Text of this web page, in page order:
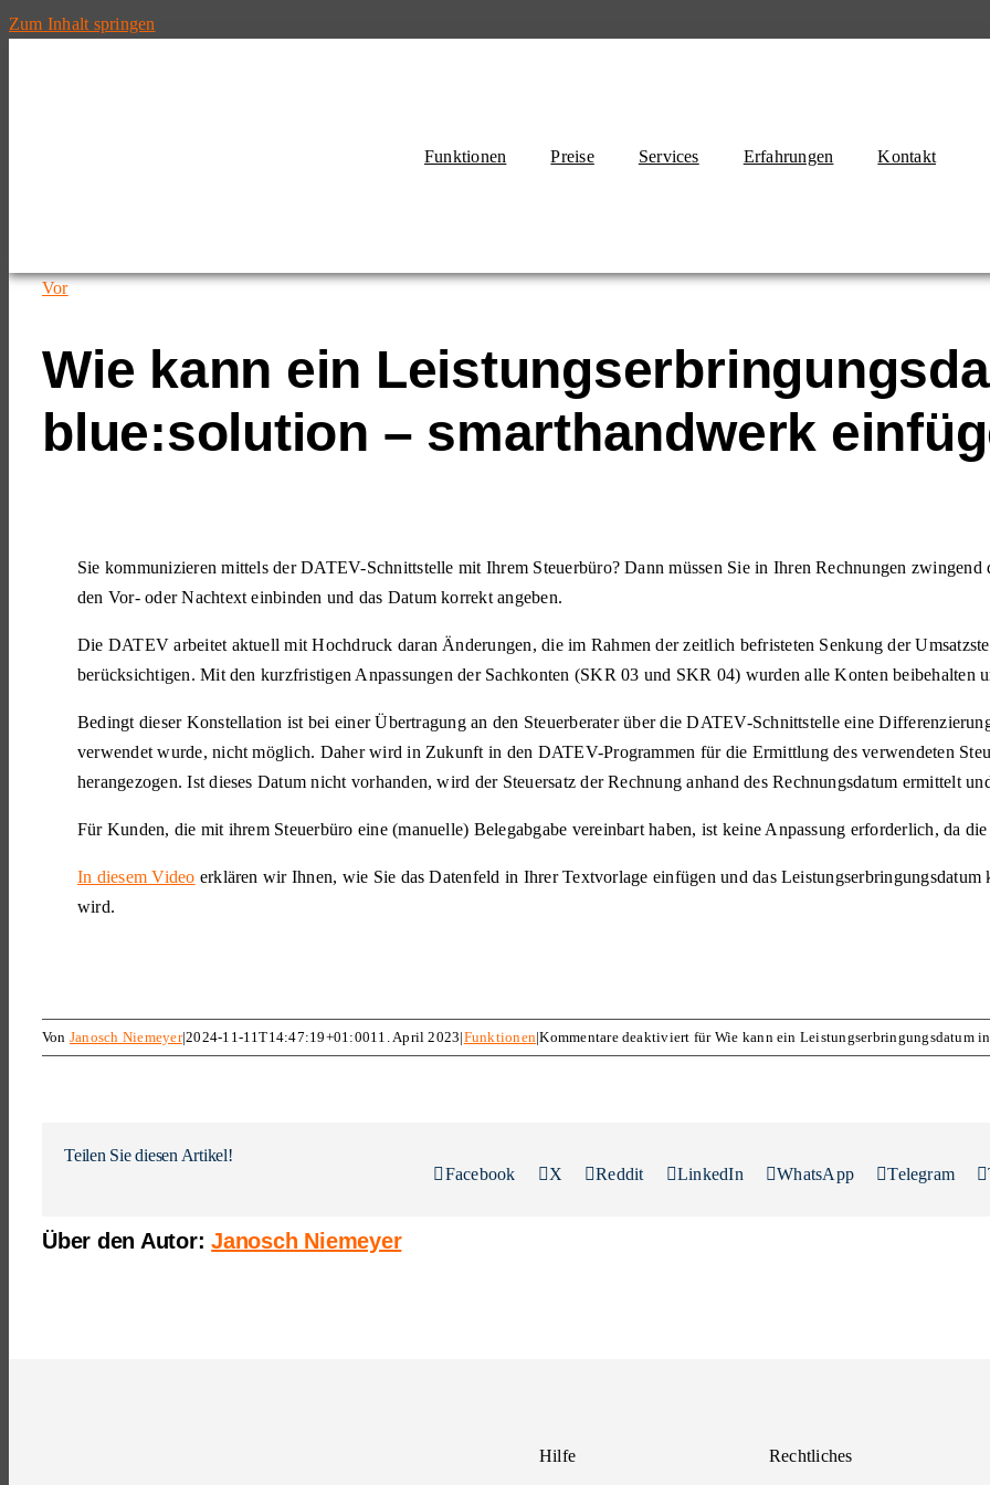
Zum Inhalt springen
Funktionen Preise Services Erfahrungen Kontakt
Vor
Wie kann ein
blue:solution – smarthandwerk
Sie kommunizieren mittels der DATEV-Schnittstelle mit Ihrem Steuerbüro? Dann müssen Sie in Ihren Rechnungen
den Vor- oder Nachtext einbinden und das Datum korrekt angeben.
Die DATEV arbeitet aktuell mit Hochdruck daran Änderungen, die im Rahmen der zeitlich befristeten Senkung der
berücksichtigen. Mit den kurzfristigen Anpassungen der Sachkonten (SKR 03 und SKR 04) wurden alle Konten beibehalten
Bedingt dieser Konstellation ist bei einer Übertragung an den Steuerberater über die DATEV-Schnittstelle eine
verwendet wurde, nicht möglich. Daher wird in Zukunft in den DATEV-Programmen für die Ermittlung des verwendeten
herangezogen. Ist dieses Datum nicht vorhanden, wird der Steuersatz der Rechnung anhand des Rechnungsdatum ermittelt
Für Kunden, die mit ihrem Steuerbüro eine (manuelle) Belegabgabe vereinbart haben, ist keine Anpassung erforderlich, da
In diesem Video erklären wir Ihnen, wie Sie das Datenfeld in Ihrer Textvorlage einfügen und das
wird.
Von Janosch Niemeyer|2024-11-11T14:47:19+01:0011. April 2023|Funktionen|Kommentare deaktiviert für Wie kann ein Leistungserbringungsdatum
Teilen Sie diesen Artikel!
Facebook
X Reddit LinkedIn WhatsApp Telegram
Über den Autor:Janosch Niemeyer
Hilfe Rechtliches